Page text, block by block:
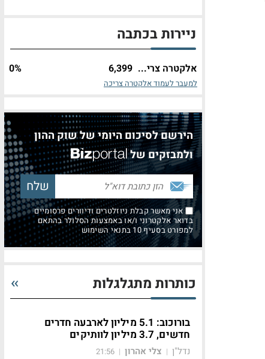
ניירות בכתבה
אלקטרה צרי... 6,399
0%
למעבר לעמוד אלקטרה צריכה
הירשם לסיכום היומי של שוק ההון
ולמבזקים של
אני מאשר קבלת ניוזלטרים ודיוורים פרסומיים
בדואר אלקטרוני ו/או באמצעות הסלולר בהתאם
למפורט בסעיף 10 בתנאי השימוש
כותרות מתגלגלות
בורוכוב: 5.1 מיליון לארבעה חדרים
חדשים, 3.7 מיליון לוותיקים
נדל"ן | צלי אהרון |
21:56